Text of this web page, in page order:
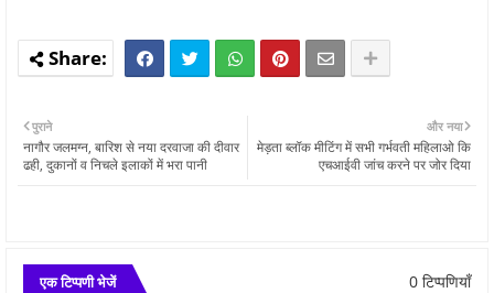
और नया
मेड़ता ब्लॉक मीटिंग में सभी गर्भवती महिलाओ कि
एचआईवी जांच करने पर जोर दिया
पुराने
नागौर जलमग्न, बारिश से नया दरवाजा की दीवार
ढही, दुकानों व निचले इलाकों में भरा पानी
एक टिप्पणी भेजें 0 टिप्पणियाँ